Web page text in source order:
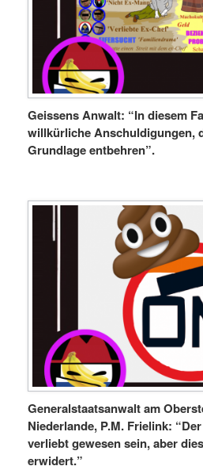
Geissens Anwalt: “In diesem
willkürliche Anschuldigungen,
Grundlage entbehren”.
Generalstaatsanwalt am
Niederlande, P.M. Frielink:
verliebt gewesen sein, aber
erwidert.”